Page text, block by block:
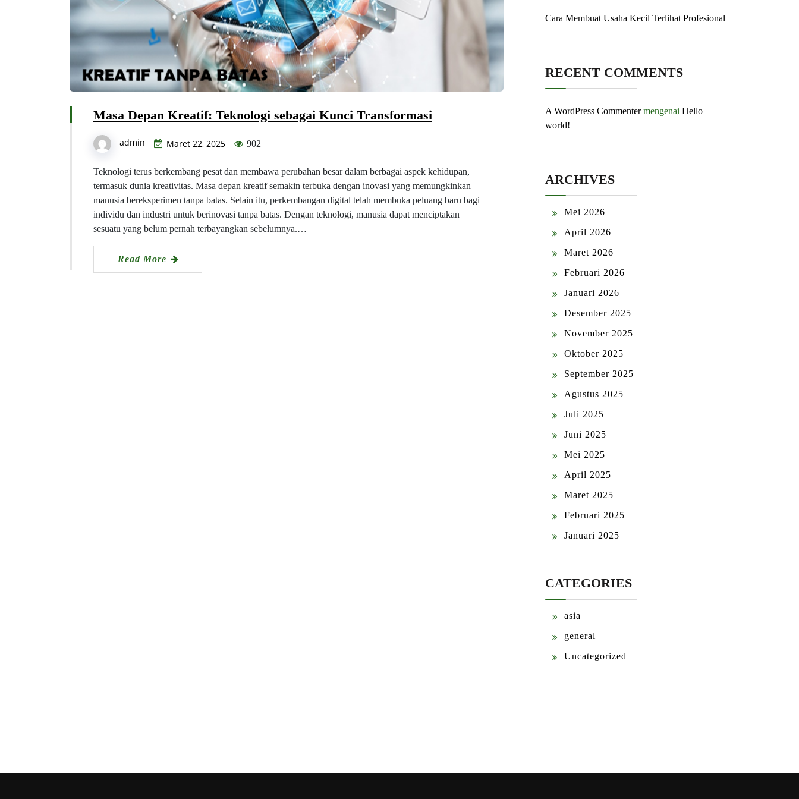
Masa Depan Kreatif: Teknologi sebagai Kunci Transformasi
admin Maret 22, 2025 902
Teknologi terus berkembang pesat dan membawa perubahan besar dalam berbagai aspek kehidupan,
termasuk dunia kreativitas. Masa depan kreatif semakin terbuka dengan inovasi yang memungkinkan
manusia bereksperimen tanpa batas. Selain itu, perkembangan digital telah membuka peluang baru bagi
individu dan industri untuk berinovasi tanpa batas. Dengan teknologi, manusia dapat menciptakan
sesuatu yang belum pernah terbayangkan sebelumnya.…
Read More
Cara Membuat Usaha Kecil Terlihat Profesional
RECENT COMMENTS
A WordPress Commentermengenai Hello
world!
ARCHIVES
Mei 2026
April 2026
Maret 2026
Februari 2026
Januari 2026
Desember 2025
November 2025
Oktober 2025
September 2025
Agustus 2025
Juli 2025
Juni 2025
Mei 2025
April 2025
Maret 2025
Februari 2025
Januari 2025
CATEGORIES
asia
general
Uncategorized